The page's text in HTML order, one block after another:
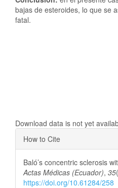
bajas de esteroides, lo que se
fatal.
Download data is not yet
Article
Details
How to Cite
Baló’s concentric sclerosis
Actas Médicas (Ecuador), 35
https://doi.org/10.61284/258